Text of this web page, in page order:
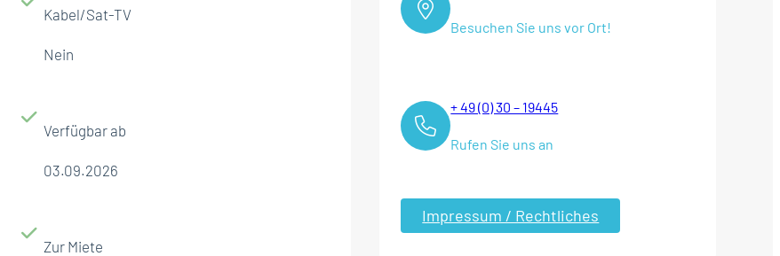
Kabel/Sat-TV
Nein
Verfügbar ab
03.09.2026
Zur Miete
Besuchen Sie uns vor Ort!
+ 49 (0) 30 – 19445
Rufen Sie uns an
Impressum / Rechtliches